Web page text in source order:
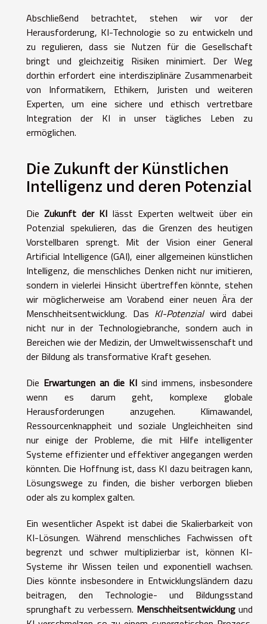
Abschließend betrachtet, stehen wir vor der
Herausforderung, KI-Technologie so zu entwickeln und
zu regulieren, dass sie Nutzen für die Gesellschaft
bringt und gleichzeitig Risiken minimiert. Der Weg
dorthin erfordert eine interdisziplinäre Zusammenarbeit
von Informatikern, Ethikern, Juristen und weiteren
Experten, um eine sichere und ethisch vertretbare
Integration der KI in unser tägliches Leben zu
ermöglichen.
Die Zukunft der Künstlichen
Intelligenz und deren Potenzial
DieZukunft der KI lässt Experten weltweit über ein
Potenzial spekulieren, das die Grenzen des heutigen
Vorstellbaren sprengt. Mit der Vision einer General
Artificial Intelligence (GAI), einer allgemeinen künstlichen
Intelligenz, die menschliches Denken nicht nur imitieren,
sondern in vielerlei Hinsicht übertreffen könnte, stehen
wir möglicherweise am Vorabend einer neuen Ära der
Menschheitsentwicklung. Das KI-Potenzialwird dabei
nicht nur in der Technologiebranche, sondern auch in
Bereichen wie der Medizin, der Umweltwissenschaft und
der Bildung als transformative Kraft gesehen.
Die Erwartungen an die KI sind immens, insbesondere
wenn es darum geht, komplexe globale
Herausforderungen anzugehen. Klimawandel,
Ressourcenknappheit und soziale Ungleichheiten sind
nur einige der Probleme, die mit Hilfe intelligenter
Systeme effizienter und effektiver angegangen werden
könnten. Die Hoffnung ist, dass KI dazu beitragen kann,
Lösungswege zu finden, die bisher verborgen blieben
oder als zu komplex galten.
Ein wesentlicher Aspekt ist dabei die Skalierbarkeit von
KI-Lösungen. Während menschliches Fachwissen oft
begrenzt und schwer multiplizierbar ist, können KI-
Systeme ihr Wissen teilen und exponentiell wachsen.
Dies könnte insbesondere in Entwicklungsländern dazu
beitragen, den Technologie- und Bildungsstand
sprunghaft zu verbessern. Menschheitsentwicklungund